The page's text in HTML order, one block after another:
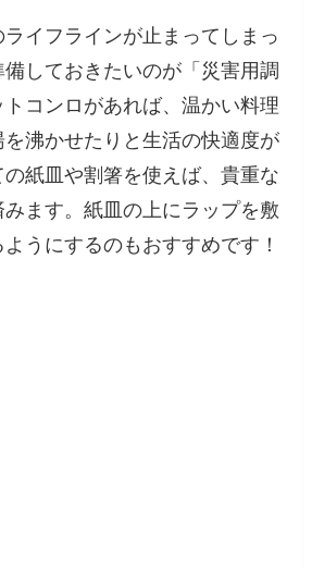
イフラインが止まってしまっ
しておきたいのが「災害用調
コンロがあれば、温かい料理
沸かせたりと生活の快適度が
紙皿や割箸を使えば、貴重な
ます。紙皿の上にラップを敷
うにするのもおすすめです！